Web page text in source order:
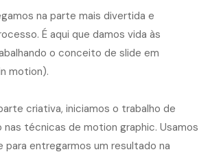
na parte mais divertida e
É aqui que damos vida às
o conceito de slide em
motion).
criativa, iniciamos o trabalho de
nas técnicas de motion graphic. Usamos
para entregarmos um resultado na